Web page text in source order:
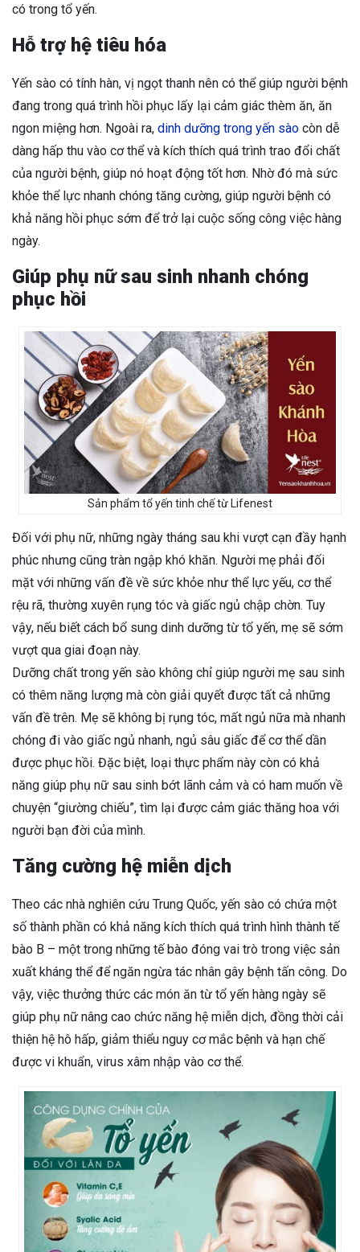
có trong tổ yến.
Hỗ trợ hệ tiêu hóa
Yến sào có tính hàn, vị ngọt thanh nên có thể giúp người bệnh
đang trong quá trình hồi phục lấy lại cảm giác thèm ăn, ăn
ngon miệng hơn. Ngoài ra, dinh dưỡng trong yến sào còn dễ
dàng hấp thu vào cơ thể và kích thích quá trình trao đổi chất
của người bệnh, giúp nó hoạt động tốt hơn. Nhờ đó mà sức
khỏe thể lực nhanh chóng tăng cường, giúp người bệnh có
khả năng hồi phục sớm để trở lại cuộc sống công việc hàng
ngày.
Giúp phụ nữ sau sinh nhanh chóng
phục hồi
Sản phẩm tổ yến tinh chế từ Lifenest
Đối với phụ nữ, những ngày tháng sau khi vượt cạn đầy hạnh
phúc nhưng cũng tràn ngập khó khăn. Người mẹ phải đối
mặt với những vấn đề về sức khỏe như thể lực yếu, cơ thể
rệu rã, thường xuyên rụng tóc và giấc ngủ chập chờn. Tuy
vậy, nếu biết cách bổ sung dinh dưỡng từ tổ yến, mẹ sẽ sớm
vượt qua giai đoạn này.
Dưỡng chất trong yến sào không chỉ giúp người mẹ sau sinh
có thêm năng lượng mà còn giải quyết được tất cả những
vấn đề trên. Mẹ sẽ không bị rụng tóc, mất ngủ nữa mà nhanh
chóng đi vào giấc ngủ nhanh, ngủ sâu giấc để cơ thể dần
được phục hồi. Đặc biệt, loại thực phẩm này còn có khả
năng giúp phụ nữ sau sinh bớt lãnh cảm và có ham muốn về
chuyện “giường chiếu”, tìm lại được cảm giác thăng hoa với
người bạn đời của mình.
Tăng cường hệ miễn dịch
Theo các nhà nghiên cứu Trung Quốc, yến sào có chứa một
số thành phần có khả năng kích thích quá trình hình thành tế
bào B – một trong những tế bào đóng vai trò trong việc sản
xuất kháng thể để ngăn ngừa tác nhân gây bệnh tấn công. Do
vậy, việc thưởng thức các món ăn từ tổ yến hàng ngày sẽ
giúp phụ nữ nâng cao chức năng hệ miễn dịch, đồng thời cải
thiện hệ hô hấp, giảm thiểu nguy cơ mắc bệnh và hạn chế
được vi khuẩn, virus xâm nhập vào cơ thể.